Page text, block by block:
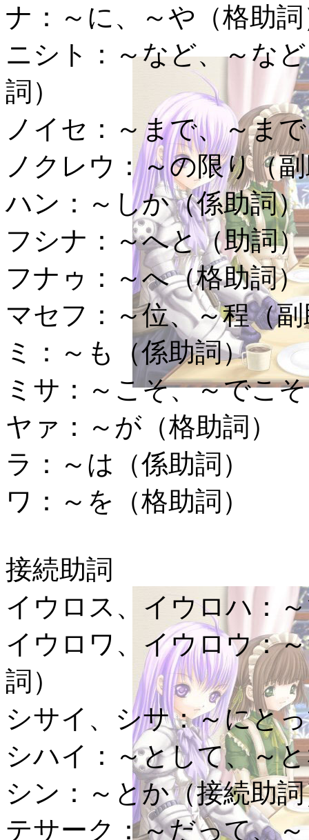
ナ： ～に、～や（格助
ニシト： ～など、～な
詞）
ノイセ： ～まで、～ま
ノクレウ：～の限り（
ハン： ～しか（係助詞）
フシナ： ～へと（助詞）
フナゥ： ～へ（格助詞）
マセフ： ～位、～程（
ミ： ～も（係助詞）
ミサ： ～こそ、～でこ
ヤァ： ～が（格助詞）
ラ： ～は（係助詞）
ワ： ～を（格助詞）
接続助詞
イウロス、イウロハ：
イウロワ、イウロウ：
詞）
シサイ、シサ：～にと
シハイ： ～として、～
シン： ～とか（接続助
テサーク：～だって、